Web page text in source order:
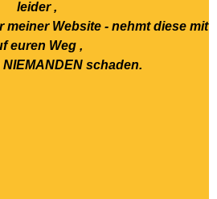
leider ,
meiner Website - nehmt diese mit
euren Weg ,
schaden.